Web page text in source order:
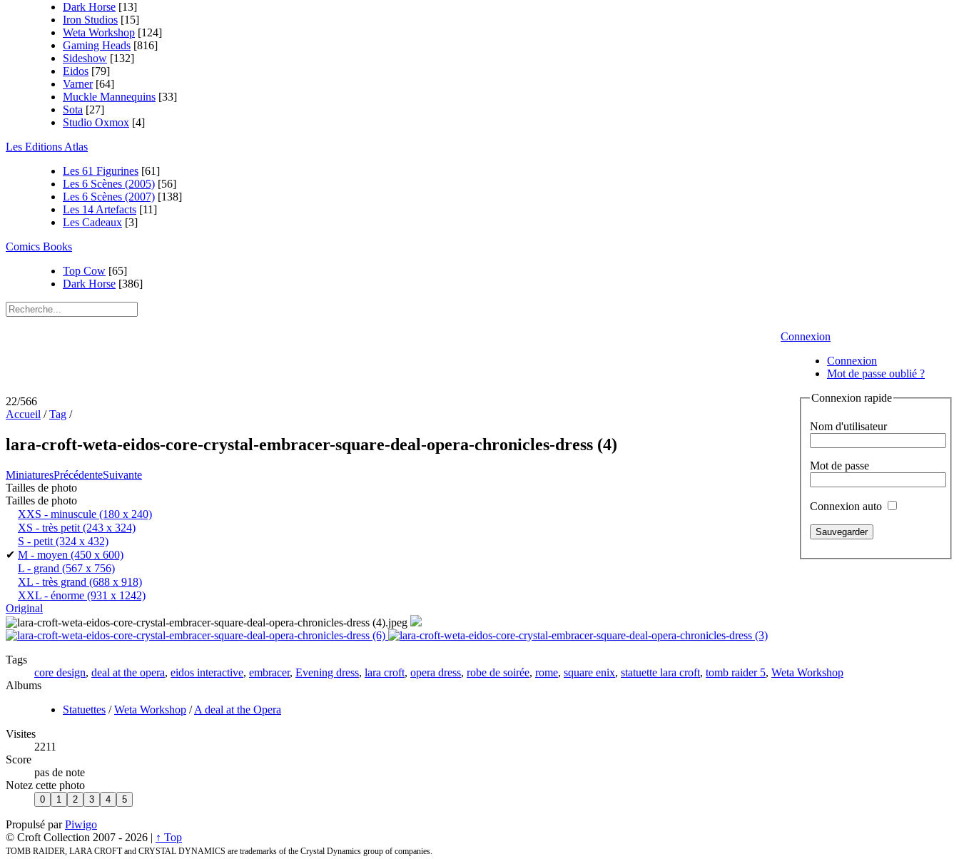
Dark Horse [13]
Iron Studios [15]
Weta Workshop [124]
Gaming Heads [816]
Sideshow [132]
Eidos [79]
Varner [64]
Muckle Mannequins [33]
Sota [27]
Studio Oxmox [4]
Les Editions Atlas
Les 61 Figurines [61]
Les 6 Scènes (2005) [56]
Les 6 Scènes (2007) [138]
Les 14 Artefacts [11]
Les Cadeaux [3]
Comics Books
Top Cow [65]
Dark Horse [386]
Connexion
Connexion
Mot de passe oublié ?
Connexion rapide
Nom d'utilisateur
Mot de passe
Connexion auto
22/566
Accueil /Tag /
lara-croft-weta-eidos-core-crystal-embracer-square-deal-opera-chronicles-dress (4)
MiniaturesPrécédenteSuivante
Tailles de photo
Tailles de photo
XXS - minuscule (180 x 240)
XS - très petit (243 x 324)
S - petit (324 x 432)
✔ M - moyen (450 x 600)
L - grand (567 x 756)
XL - très grand (688 x 918)
XXL - énorme (931 x 1242)
Original
Tags
core design, deal at the opera, eidos interactive, embracer, Evening dress, lara croft, opera dress, robe de soirée, rome, square enix, statuette lara croft, tomb raider 5, Weta Workshop
Albums
Statuettes /Weta Workshop /A deal at the Opera
Visites
2211
Score
pas de note
Notez cette photo
Propulsé parPiwigo
© Croft Collection 2007 - 2026 | ↑ Top
TOMB RAIDER, LARA CROFT and CRYSTAL DYNAMICS are trademarks of the Crystal Dynamics group of companies.